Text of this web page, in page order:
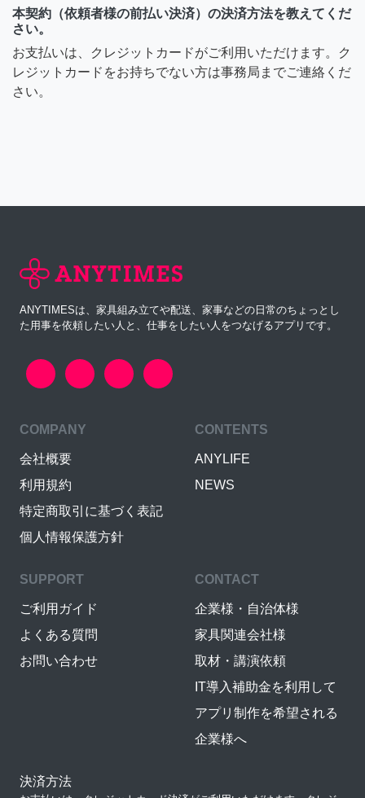
本契約（依頼者様の前払い決済）の決済方法を教えてくだ
さい。
お支払いは、クレジットカードがご利用いただけます。ク
レジットカードをお持ちでない方は事務局までご連絡くだ
さい。
ANYTIMESは、家具組み立てや配送、家事などの日常のちょっとし
た用事を依頼したい人と、仕事をしたい人をつなげるアプリです。
COMPANY
会社概要
利用規約
特定商取引に基づく表記
個人情報保護方針
CONTENTS
ANYLIFE
NEWS
SUPPORT
ご利用ガイド
よくある質問
お問い合わせ
CONTACT
企業様・自治体様
家具関連会社様
取材・講演依頼
IT導入補助金を利用して
アプリ制作を希望される
企業様へ
決済方法